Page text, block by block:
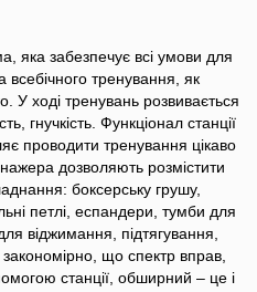
яка забезпечує всі умови для
всебічного тренування, як
У ході тренувань розвивається
гнучкість. Функціонал станції
проводити тренування цікаво
дозволяють розмістити
боксерську грушу,
петлі, еспандери, тумби для
віджимання, підтягування,
закономірно, що спектр вправ,
станції, обширний – це і